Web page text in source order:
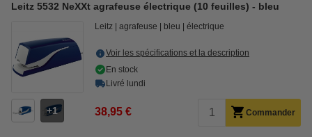
Leitz 5532 NeXXt agrafeuse électrique (10 feuilles) - bleu
1
Leitz agrafeuse bleu électrique
Voir les spécifications et la description
En stock
Livré lundi
38,95 € Commander